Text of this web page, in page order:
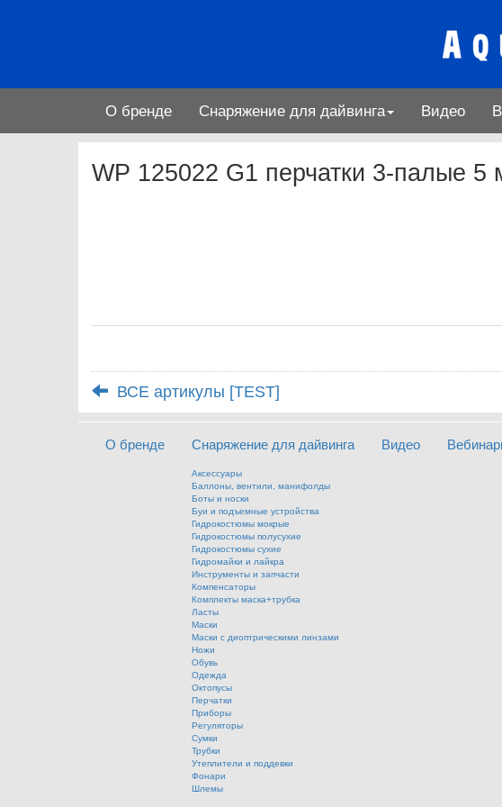
О бренде Снаряжение для дайвинга Видео
WP 125022 G1 перчатки 3-палые 5
ВСЕ артикулы [TEST]
О бренде Снаряжение для дайвинга
Аксессуары
Баллоны, вентили, манифолды
Боты и носки
Буи и подъемные устройства
Гидрокостюмы мокрые
Гидрокостюмы полусухие
Гидрокостюмы сухие
Гидромайки и лайкра
Инструменты и запчасти
Компенсаторы
Комплекты маска+трубка
Ласты
Маски
Маски с диоптрическими линзами
Ножи
Обувь
Одежда
Октопусы
Перчатки
Приборы
Регуляторы
Сумки
Трубки
Утеплители и поддевки
Фонари
Шлемы
Видео